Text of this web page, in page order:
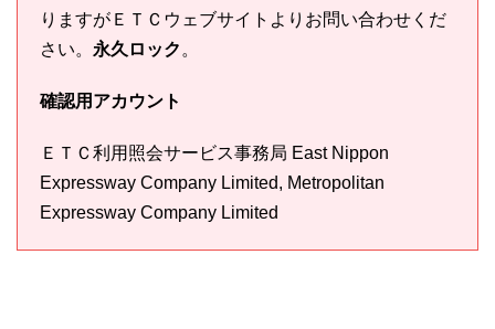
りますがＥＴＣウェブサイトよりお問い合わせくだ
さい。 永久ロック 。
確認用アカウント
ＥＴＣ利用照会サービス事務局 East Nippon
Expressway Company Limited, Metropolitan
Expressway Company Limited